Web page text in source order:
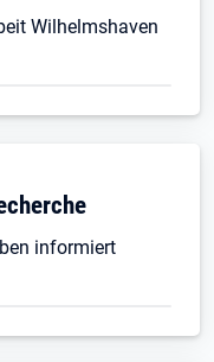
Wilhelmshaven
informiert